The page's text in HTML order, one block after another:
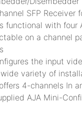
SFP
functional with four
on a channel
the input
variety of
4-channels In
AJA Mini-